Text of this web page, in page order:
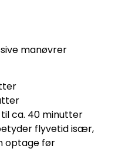
manøvrer
ca. 40 minutter
flyvetid især,
optage før